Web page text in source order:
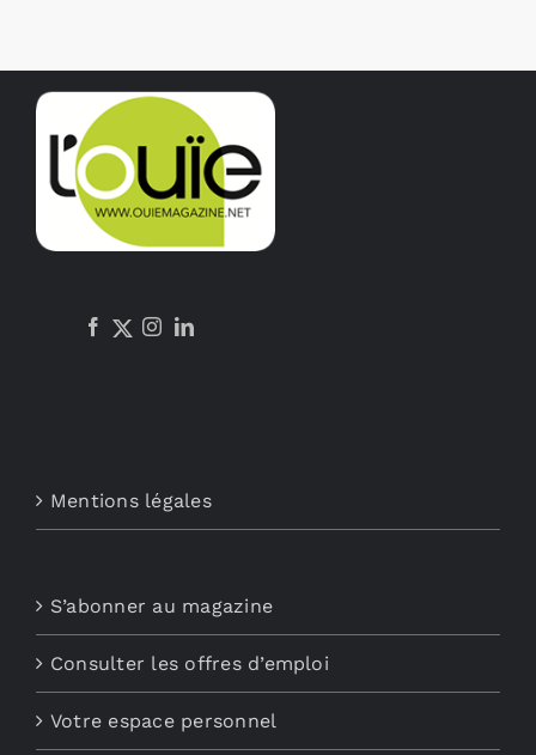
Mentions légales
S’abonner au magazine
Consulter les offres d’emploi
Votre espace personnel